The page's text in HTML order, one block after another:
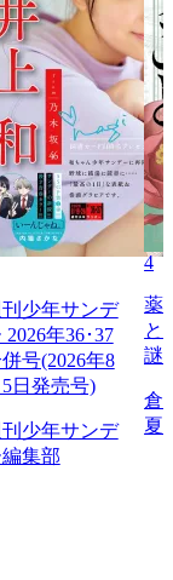
少年サンデ
2026年36･37
号(2026年8
5日発売号)
少年サンデ
集部
4
薬
と
謎
倉
夏